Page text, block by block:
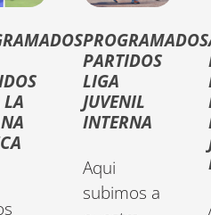
PROGRAMADOS
PARTIDOS
LIGA
JUVENIL
INTERNA
Aqui
subimos a